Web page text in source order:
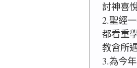
討神喜
2.聖經
都看重
教會所
3.為今